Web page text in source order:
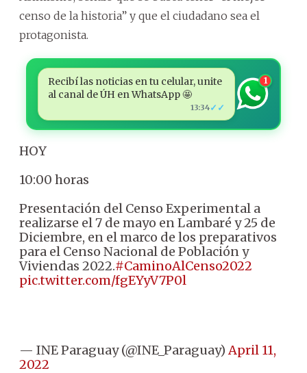
censo de la historia” y que el ciudadano sea el
protagonista.
Recibí las noticias en tu celular, unite
al canal de ÚH en WhatsApp 🤩
13:34✓✓
1
HOY
10:00 horas
Presentación del Censo Experimental a
realizarse el 7 de mayo en Lambaré y 25 de
Diciembre, en el marco de los preparativos
para el Censo Nacional de Población y
Viviendas 2022.#CaminoAlCenso2022
pic.twitter.com/fgEYyV7P0l
— INE Paraguay (@INE_Paraguay)April 11,
2022